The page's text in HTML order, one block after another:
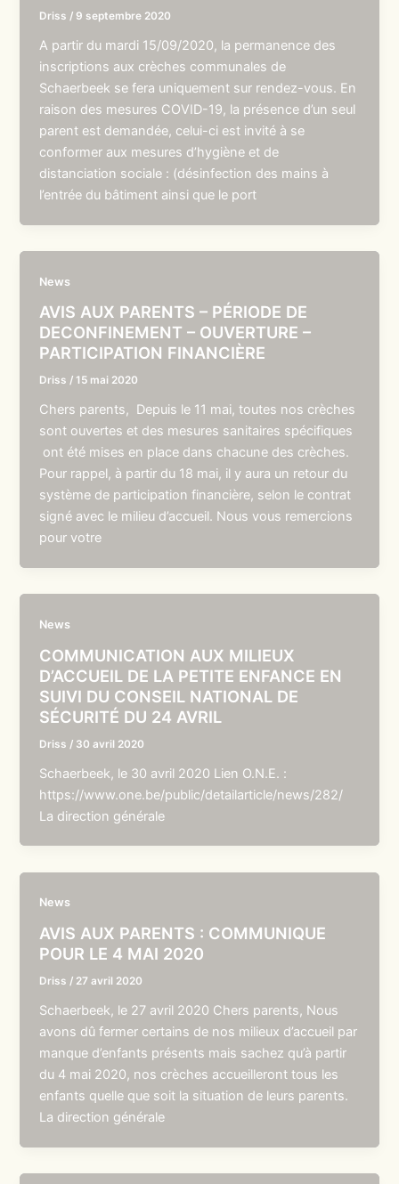
Driss / 9 septembre 2020
A partir du mardi 15/09/2020, la permanence des
inscriptions aux crèches communales de
Schaerbeek se fera uniquement sur rendez-vous. En
raison des mesures COVID-19, la présence d’un seul
parent est demandée, celui-ci est invité à se
conformer aux mesures d’hygiène et de
distanciation sociale : (désinfection des mains à
l’entrée du bâtiment ainsi que le port
News
AVIS AUX PARENTS – PÉRIODE DE
DECONFINEMENT – OUVERTURE –
PARTICIPATION FINANCIÈRE
Driss /15 mai 2020
Chers parents, Depuis le 11 mai, toutes nos crèches
sont ouvertes et des mesures sanitaires spécifiques
ont été mises en place dans chacune des crèches.
Pour rappel, à partir du 18 mai, il y aura un retour du
système de participation financière, selon le contrat
signé avec le milieu d’accueil. Nous vous remercions
pour votre
News
COMMUNICATION AUX MILIEUX
D’ACCUEIL DE LA PETITE ENFANCE EN
SUIVI DU CONSEIL NATIONAL DE
SÉCURITÉ DU 24 AVRIL
Driss / 30 avril 2020
Schaerbeek, le 30 avril 2020 Lien O.N.E. :
https://www.one.be/public/detailarticle/news/282/
La direction générale
News
AVIS AUX PARENTS : COMMUNIQUE
POUR LE 4 MAI 2020
Driss / 27 avril 2020
Schaerbeek, le 27 avril 2020 Chers parents, Nous
avons dû fermer certains de nos milieux d’accueil par
manque d’enfants présents mais sachez qu’à partir
du 4 mai 2020, nos crèches accueilleront tous les
enfants quelle que soit la situation de leurs parents.
La direction générale